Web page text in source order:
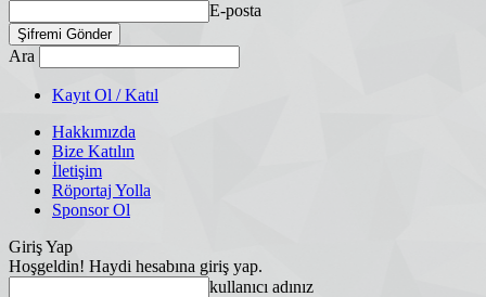
E-posta
Ara
Kayıt Ol / Katıl
Hakkımızda
Bize Katılın
İletişim
Röportaj Yolla
Sponsor Ol
Giriş Yap
Hoşgeldin! Haydi hesabına giriş yap.
kullanıcı adınız